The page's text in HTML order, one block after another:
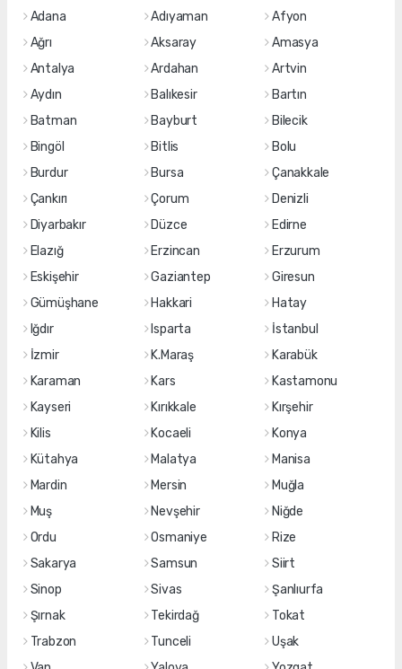
Adana Adıyaman
Afyon
Ağrı
Aksaray
Amasya
Antalya
Ardahan
Artvin
Aydın
Balıkesir
Bartın
Batman
Bayburt
Bilecik
Bingöl
Bitlis
Bolu
Burdur
Bursa
Çanakkale
Çankırı
Çorum
Denizli
Diyarbakır
Düzce
Edirne
Elazığ
Erzincan
Erzurum
Eskişehir
Gaziantep
Giresun
Gümüşhane
Hakkari
Hatay
Iğdır
Isparta
İstanbul
İzmir
K.Maraş
Karabük
Karaman
Kars
Kastamonu
Kayseri
Kırıkkale
Kırşehir
Kilis
Kocaeli
Konya
Kütahya
Malatya
Manisa
Mardin
Mersin
Muğla
Muş
Nevşehir
Niğde
Ordu
Osmaniye
Rize
Sakarya
Samsun
Siirt
Sinop
Sivas
Şanlıurfa
Şırnak
Tekirdağ
Tokat
Trabzon
Tunceli
Uşak